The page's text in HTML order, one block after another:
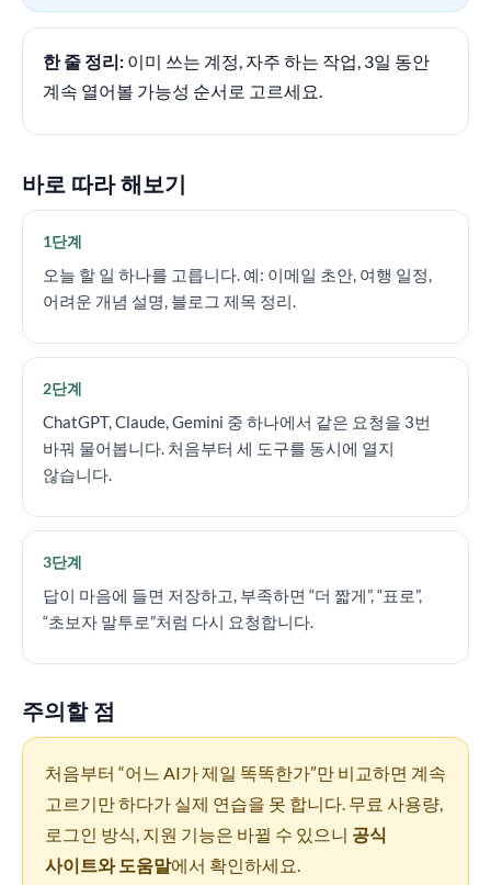
한 줄 정리: 이미 쓰는 계정, 자주 하는 작업, 3일 동안
계속 열어볼 가능성 순서로 고르세요.
바로 따라 해보기
1단계
오늘 할 일 하나를 고릅니다. 예: 이메일 초안, 여행 일정,
어려운 개념 설명, 블로그 제목 정리.
2단계
ChatGPT, Claude, Gemini 중 하나에서 같은 요청을 3번
바꿔 물어봅니다. 처음부터 세 도구를 동시에 열지
않습니다.
3단계
답이 마음에 들면 저장하고, 부족하면 “더 짧게”, “표로”,
“초보자 말투로”처럼 다시 요청합니다.
주의할 점
처음부터 “어느 AI가 제일 똑똑한가”만 비교하면 계속
고르기만 하다가 실제 연습을 못 합니다. 무료 사용량,
로그인 방식, 지원 기능은 바뀔 수 있으니 공식
사이트와 도움말에서 확인하세요.